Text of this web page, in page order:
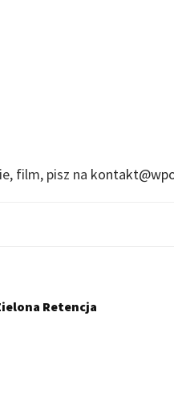
film, pisz na
Retencja